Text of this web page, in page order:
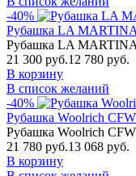
-40%
Рубашка LA
Рубашка LA
21 300 руб.12 780 руб.
В корзину
В список желаний
-40%
Рубашка Woolrich
Рубашка Woolrich
21 780 руб.13 068 руб.
В корзину